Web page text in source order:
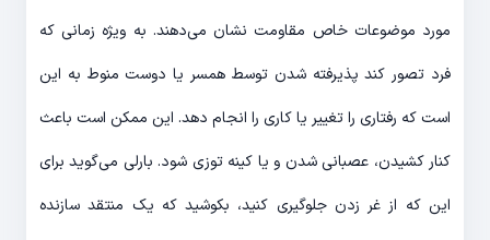
مورد موضوعات خاص مقاومت نشان می‌دهند. به ویژه زمانی که
فرد تصور کند پذیرفته شدن توسط همسر یا دوست منوط به این
است که رفتاری را تغییر یا کاری را انجام دهد. این ممکن است باعث
کنار کشیدن، عصبانی شدن و یا کینه توزی شود. بارلی می‌گوید برای
این که از غر زدن جلوگیری کنید، بکوشید که یک منتقد سازنده